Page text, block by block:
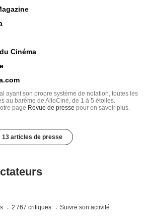
Cinéma
ayant son propre système de notation, toutes les
au barême de AlloCiné, de 1 à 5 étoiles.
page Revue de presse pour en savoir plus.
13 articles de presse
2 767 critiques Suivre son activité